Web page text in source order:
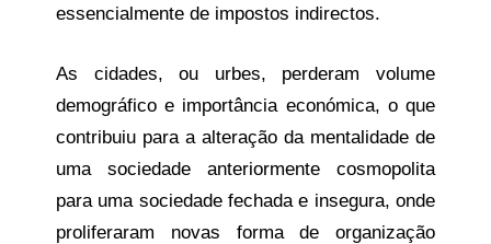
essencialmente de impostos indirectos.
As cidades, ou urbes, perderam volume
demográfico e importância económica, o que
contribuiu para a alteração da mentalidade de
uma sociedade anteriormente cosmopolita
para uma sociedade fechada e insegura, onde
proliferaram novas forma de organização